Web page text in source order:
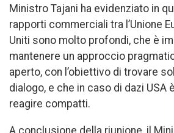
Ministro Tajani ha evidenziato in
rapporti commerciali tra l’Unione
Uniti sono molto profondi, che è
mantenere un approccio
aperto, con l’obiettivo di trovare
dialogo, e che in caso di dazi USA
reagire compatti.
A conclusione della riunione, il